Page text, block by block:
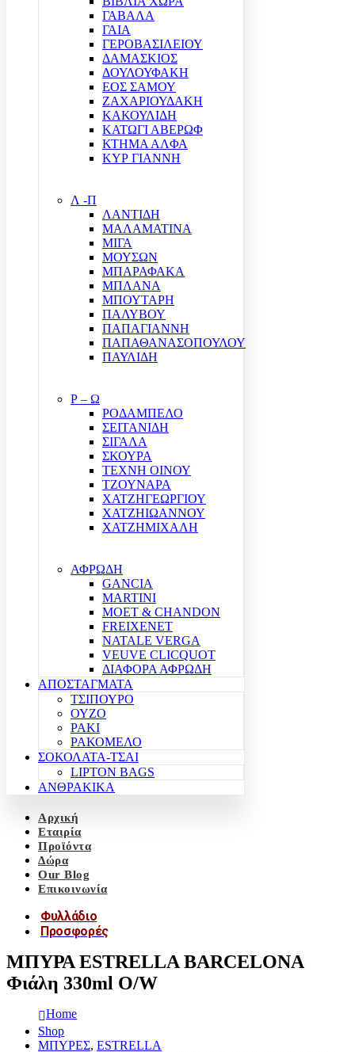
ΓΑΒΑΛΑ
ΓΑΙΑ
ΓΕΡΟΒΑΣΙΛΕΙΟΥ
ΔΑΜΑΣΚΙΟΣ
ΔΟΥΛΟΥΦΑΚΗ
ΕΟΣ ΣΑΜΟΥ
ΖΑΧΑΡΙΟΥΔΑΚΗ
ΚΑΚΟΥΛΙΔΗ
ΚΑΤΩΓΙ ΑΒΕΡΩΦ
ΚΤΗΜΑ ΑΛΦΑ
ΚΥΡ ΓΙΑΝΝΗ
Λ -Π
ΛΑΝΤΙΔΗ
ΜΑΛΑΜΑΤΙΝΑ
ΜΙΓΑ
ΜΟΥΣΩΝ
ΜΠΑΡΑΦΑΚΑ
ΜΠΛΑΝΑ
ΜΠΟΥΤΑΡΗ
ΠΑΛΥΒΟΥ
ΠΑΠΑΓΙΑΝΝΗ
ΠΑΠΑΘΑΝΑΣΟΠΟΥΛΟΥ
ΠΑΥΛΙΔΗ
Ρ – Ω
ΡΟΔΑΜΠΕΛΟ
ΣΕΙΤΑΝΙΔΗ
ΣΙΓΑΛΑ
ΣΚΟΥΡΑ
ΤΕΧΝΗ ΟΙΝΟΥ
ΤΖΟΥΝΑΡΑ
ΧΑΤΖΗΓΕΩΡΓΙΟΥ
ΧΑΤΖΗΙΩΑΝΝΟΥ
ΧΑΤΖΗΜΙΧΑΛΗ
ΑΦΡΩΔΗ
GANCIA
MARTINI
MOET & CHANDON
FREIXENET
NATALE VERGA
VEUVE CLICQUOT
ΔΙΑΦΟΡΑ ΑΦΡΩΔΗ
ΑΠΟΣΤΑΓΜΑΤΑ
ΤΣΙΠΟΥΡΟ
ΟΥΖΟ
ΡΑΚΙ
ΡΑΚΟΜΕΛΟ
ΣΟΚΟΛΑΤΑ-ΤΣΑΙ
LIPTON BAGS
ΑΝΘΡΑΚΙΚΑ
Αρχική
Εταιρία
Προϊόντα
Δώρα
Our Blog
Επικοινωνία
Φυλλάδιο
Προσφορές
ΜΠΥΡΑ ESTRELLA BARCELONA
Φιάλη 330ml O/W
Home
Shop
ΜΠΥΡΕΣ, ESTRELLA